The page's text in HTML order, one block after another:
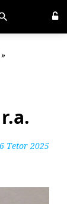
»
Tetor 2025